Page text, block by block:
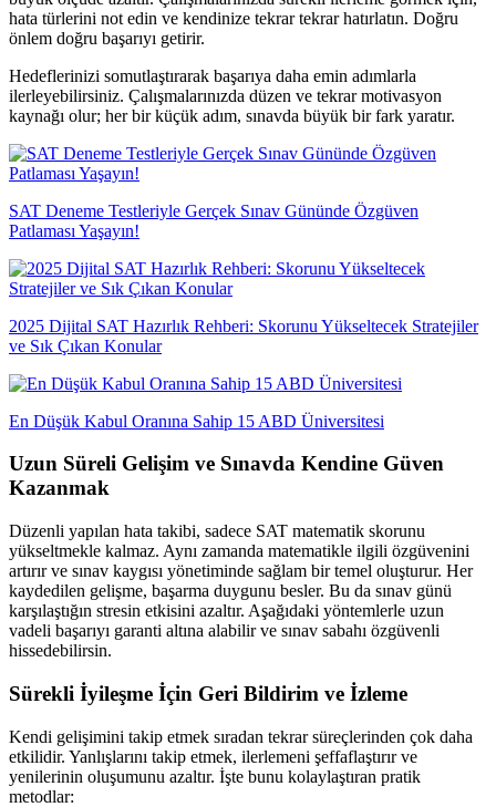
hata türlerini not edin ve kendinize tekrar tekrar hatırlatın. Doğru
önlem doğru başarıyı getirir.
Hedeflerinizi somutlaştırarak başarıya daha emin adımlarla
ilerleyebilirsiniz. Çalışmalarınızda düzen ve tekrar motivasyon
kaynağı olur; her bir küçük adım, sınavda büyük bir fark yaratır.
SAT Deneme Testleriyle Gerçek Sınav Gününde Özgüven
Patlaması Yaşayın!
2025 Dijital SAT Hazırlık Rehberi: Skorunu Yükseltecek Stratejiler
ve Sık Çıkan Konular
En Düşük Kabul Oranına Sahip 15 ABD Üniversitesi
Uzun Süreli Gelişim ve Sınavda Kendine Güven
Kazanmak
Düzenli yapılan hata takibi, sadece SAT matematik skorunu
yükseltmekle kalmaz. Aynı zamanda matematikle ilgili özgüvenini
artırır ve sınav kaygısı yönetiminde sağlam bir temel oluşturur. Her
kaydedilen gelişme, başarma duygunu besler. Bu da sınav günü
karşılaştığın stresin etkisini azaltır. Aşağıdaki yöntemlerle uzun
vadeli başarıyı garanti altına alabilir ve sınav sabahı özgüvenli
hissedebilirsin.
Sürekli İyileşme İçin Geri Bildirim ve İzleme
Kendi gelişimini takip etmek sıradan tekrar süreçlerinden çok daha
etkilidir. Yanlışlarını takip etmek, ilerlemeni şeffaflaştırır ve
yenilerinin oluşumunu azaltır. İşte bunu kolaylaştıran pratik
metodlar: